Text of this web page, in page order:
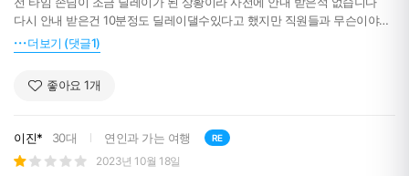
다시 안내 받은건 10분정도 딜레이댈수있다고 했지만 직원들과 무슨이야기
하시는지 모르겠지만 갑자기 준비되었다 해서 마자시 받은거고요. 개인의
취향에 따라 만족도는 다를 수 있지만 코타키나발루에서 1일 1회 마사지 받
죠? 유니폼 입은신 분들이 입구에는 있으셨습니다!! 제가 마사지 받으신분은
한 기기가 있으면 개인 신상정보등이 유출될수도 있습니다. 샌딩은 공항 셔
틀차량으로 처음 샵에서 출발하는게 아닌, 다같이 이용하는 셔틀차량인 점
은 사이트에 공지해주세요. 그래야 오해가 없는거 아닌가요?
더보기 (댓글1)
좋아요 1개
이진* 30대 연인과 가는 여행 RE
2023년 10월 18일